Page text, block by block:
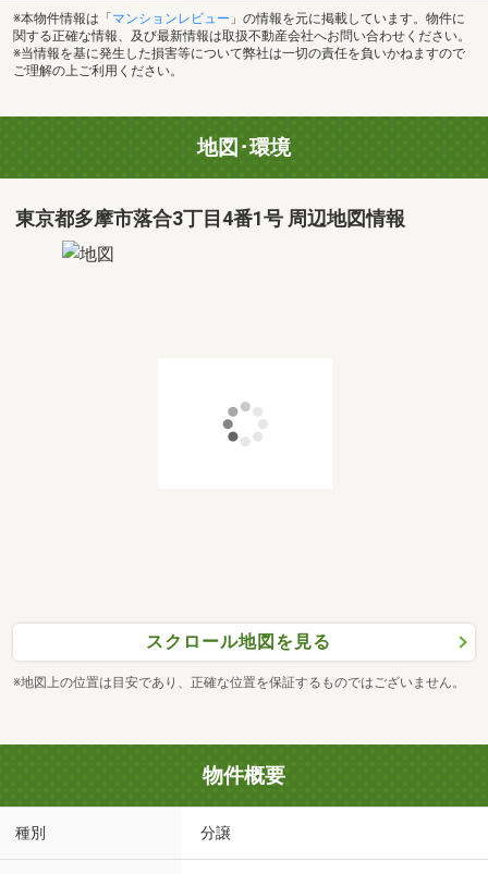
※本物件情報は「 マンションレビュー 」の情報を元に掲載しています。物件に
関する正確な情報、及び最新情報は取扱不動産会社へお問い合わせください。
※当情報を基に発生した損害等について弊社は一切の責任を負いかねますので
ご理解の上ご利用ください。
地図･環境
東京都多摩市落合3丁目4番1号 周辺地図情報
スクロール地図を見る
※地図上の位置は目安であり、正確な位置を保証するものではございません。
物件概要
種別 分譲